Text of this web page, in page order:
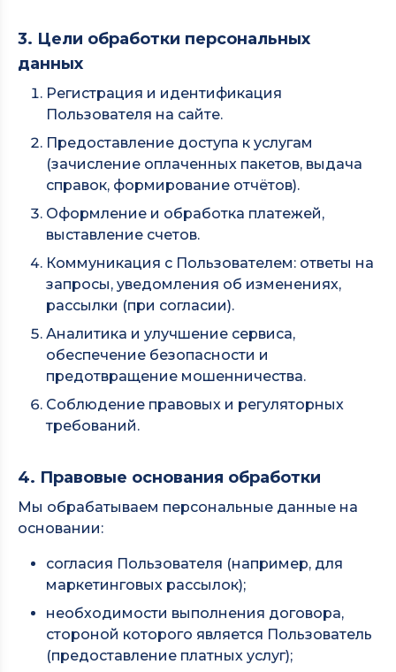
3. Цели обработки персональных
данных
Регистрация и идентификация
Пользователя на сайте.
Предоставление доступа к услугам
(зачисление оплаченных пакетов, выдача
справок, формирование отчётов).
Оформление и обработка платежей,
выставление счетов.
Коммуникация с Пользователем: ответы на
запросы, уведомления об изменениях,
рассылки (при согласии).
Аналитика и улучшение сервиса,
обеспечение безопасности и
предотвращение мошенничества.
Соблюдение правовых и регуляторных
требований.
4. Правовые основания обработки
Мы обрабатываем персональные данные на
основании:
согласия Пользователя (например, для
маркетинговых рассылок);
необходимости выполнения договора,
стороной которого является Пользователь
(предоставление платных услуг);